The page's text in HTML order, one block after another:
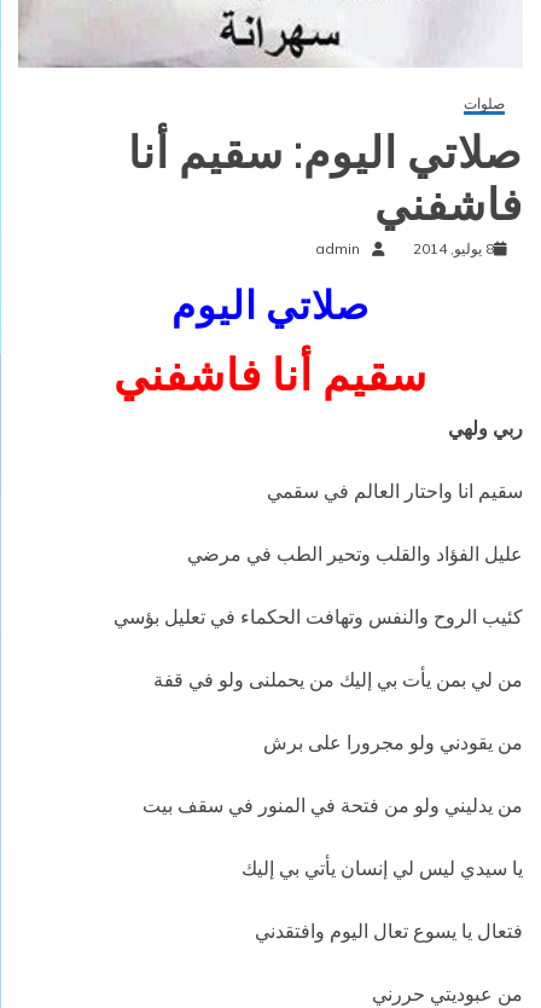
صلوات
صلاتي اليوم: سقيم أنا
فاشفني
8 يوليو, 2014 admin
صلاتي اليوم
سقيم أنا فاشفني
ربي ولهي
سقيم انا واحتار العالم في سقمي
عليل الفؤاد والقلب وتحير الطب في مرضي
كئيب الروح والنفس وتهافت الحكماء في تعليل بؤسي
من لي بمن يأت بي إليك من يحملنى ولو في قفة
من يقودني ولو مجرورا على برش
من يدليني ولو من فتحة في المنور في سقف بيت
يا سيدي ليس لي إنسان يأتي بي إليك
فتعال يا يسوع تعال اليوم وافتقدني
من عبوديتي حررني